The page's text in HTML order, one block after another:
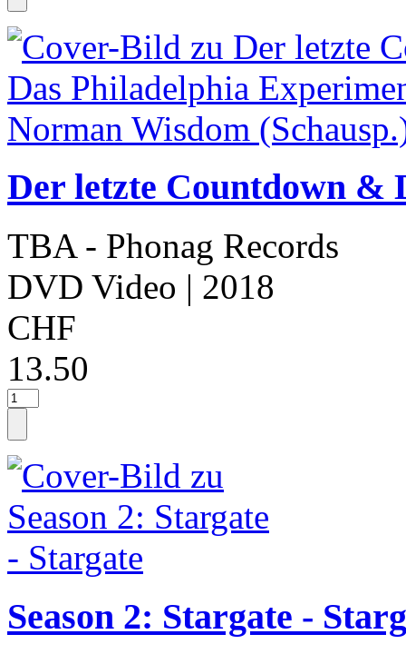
Der letzte Countdown &
TBA - Phonag Records
DVD Video | 2018
CHF
13.50
Season 2: Stargate -